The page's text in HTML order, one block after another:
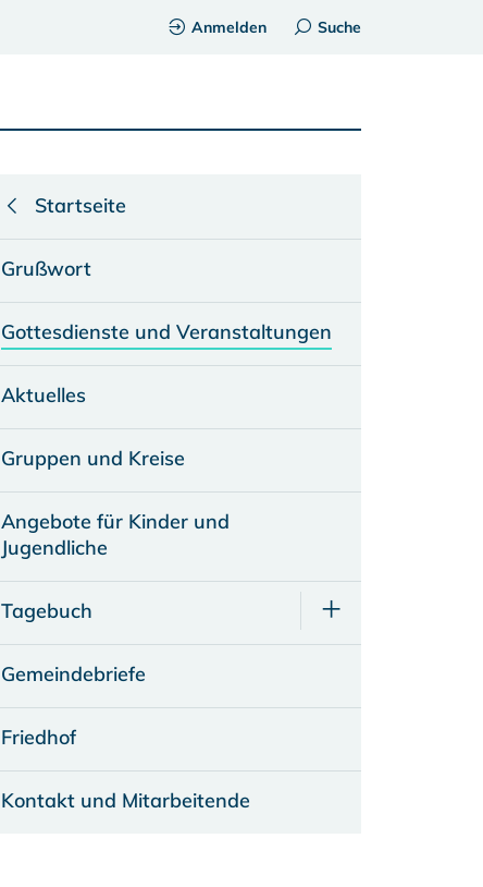
Anmelden Suche
Startseite
Grußwort
Gottesdienste und Veranstaltungen
Aktuelles
Gruppen und Kreise
Angebote für Kinder und
Jugendliche
Tagebuch
Gemeindebriefe
Friedhof
Kontakt und Mitarbeitende